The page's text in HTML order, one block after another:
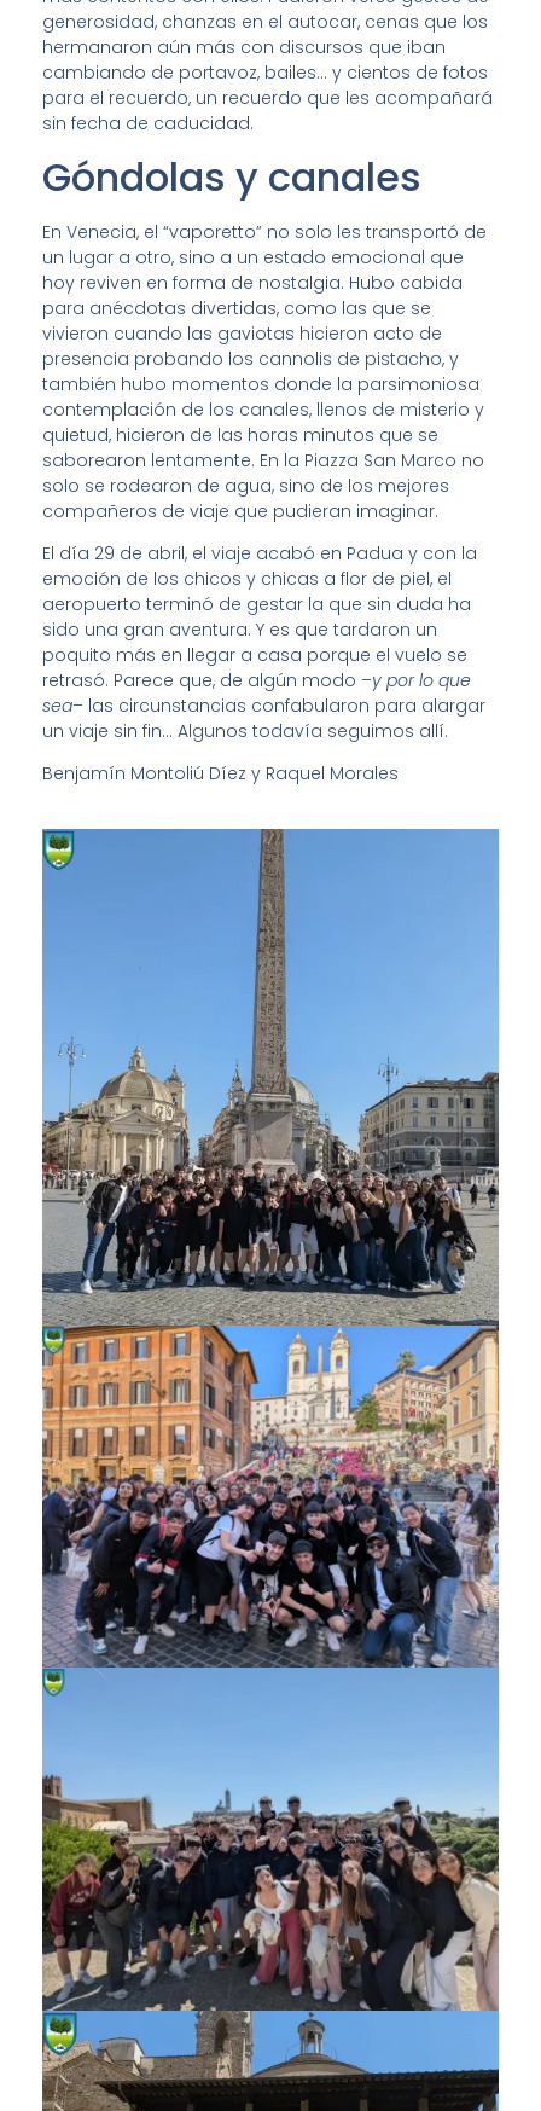
generosidad, chanzas en el autocar, cenas que los
hermanaron aún más con discursos que iban
cambiando de portavoz, bailes… y cientos de fotos
para el recuerdo, un recuerdo que les acompañará
sin fecha de caducidad.
Góndolas y canales
En Venecia, el “vaporetto” no solo les transportó de
un lugar a otro, sino a un estado emocional que
hoy reviven en forma de nostalgia. Hubo cabida
para anécdotas divertidas, como las que se
vivieron cuando las gaviotas hicieron acto de
presencia probando los cannolis de pistacho, y
también hubo momentos donde la parsimoniosa
contemplación de los canales, llenos de misterio y
quietud, hicieron de las horas minutos que se
saborearon lentamente. En la Piazza San Marco no
solo se rodearon de agua, sino de los mejores
compañeros de viaje que pudieran imaginar.
El día 29 de abril, el viaje acabó en Padua y con la
emoción de los chicos y chicas a flor de piel, el
aeropuerto terminó de gestar la que sin duda ha
sido una gran aventura. Y es que tardaron un
poquito más en llegar a casa porque el vuelo se
retrasó. Parece que, de algún modo –y por lo que
sea– las circunstancias confabularon para alargar
un viaje sin fin… Algunos todavía seguimos allí.
Benjamín Montoliú Díez y Raquel Morales